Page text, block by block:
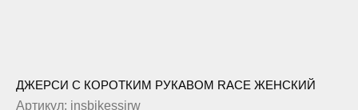
ДЖЕРСИ С КОРОТКИМ РУКАВОМ RACE ЖЕНСКИЙ
Артикул: insbikessjrw